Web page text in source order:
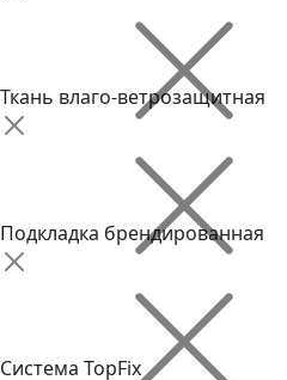
Ткань влаго-ветрозащитная
Подкладка брендированная
Система TopFix